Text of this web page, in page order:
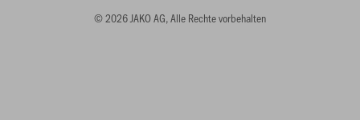
© 2026 JAKO AG, Alle Rechte vorbehalten